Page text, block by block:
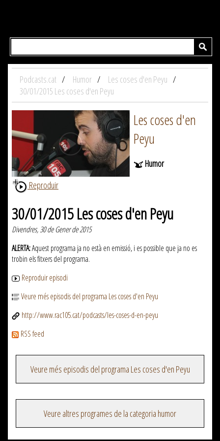
Podcasts.cat Humor
Les coses d'en Peyu
30/01/2015 Les coses d'en Peyu
Les coses d'en
Peyu
Humor
Reproduir
30/01/2015 Les coses d'en Peyu
Divendres, 30 de Gener de 2015
ALERTA:Aquest programa ja no està en emissió, i es possible que ja no es
trobin els fitxers del programa.
Reproduir episodi
Veure més episodis del programa Les coses d'en Peyu
http://www.rac105.cat/podcasts/les-coses-d-en-peyu
RSS feed
Veure més episodis del programa Les coses d'en Peyu
Veure altres programes de la categoria humor